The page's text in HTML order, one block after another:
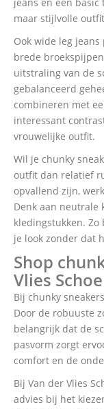
maar stijlvolle
Ook wide leg
brede
uitstraling van de
gebalanceerd
combineren met
interessant
vrouwelijke outfit.
Wil je chunky
outfit dan relatief
opvallend zijn,
Denk aan neutrale
kledingstukken.
je look zonder dat
Shop
Vlies
Bij chunky
Door de robuuste
belangrijk dat de
pasvorm zorgt
comfort en de
Bij Van der Vlies
advies bij het